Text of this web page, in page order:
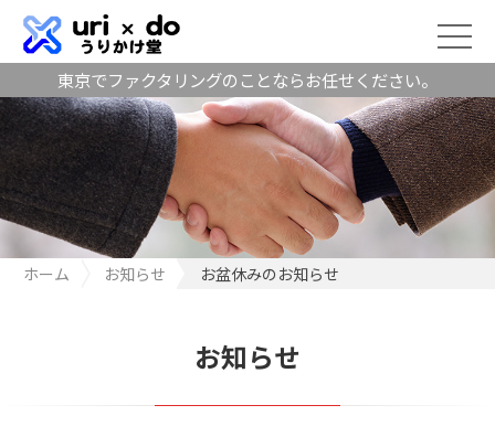
東京でファクタリングのことならお任せください。
ホーム お知らせ お盆休みのお知らせ
お知らせ